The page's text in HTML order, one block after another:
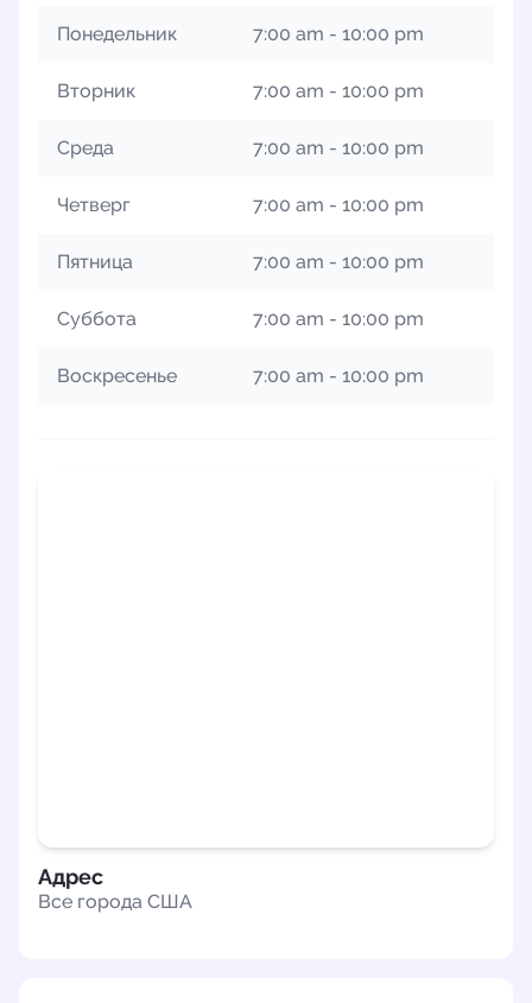
Понедельник 7:00 am - 10:00 pm
Вторник 7:00 am - 10:00 pm
Среда 7:00 am - 10:00 pm
Четверг 7:00 am - 10:00 pm
Пятница 7:00 am - 10:00 pm
Суббота 7:00 am - 10:00 pm
Воскресенье 7:00 am - 10:00 pm
Адрес
Все города США